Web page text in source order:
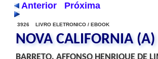
Anterior Próxima
3926 LIVRO ELETRONICO / EBOOK
NOVA CALIFORNIA (A)